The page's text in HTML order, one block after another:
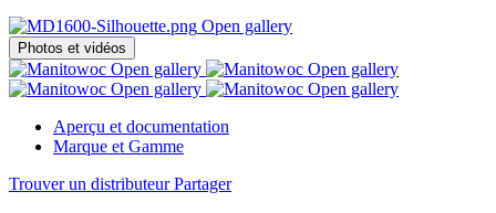
Open gallery
Photos et vidéos
Open gallery
Open gallery
Open gallery
Open gallery
Aperçu et documentation
Marque et Gamme
Trouver un distributeur Partager